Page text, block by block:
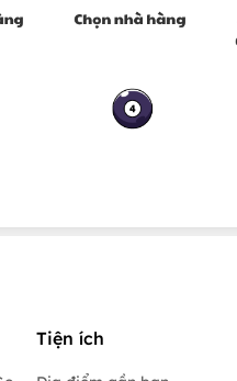
Tiện ích